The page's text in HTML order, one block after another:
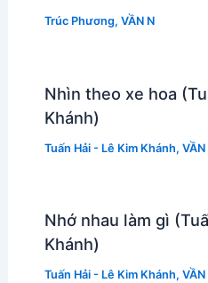
Trúc Phương, VẦN N
Nhìn theo xe hoa
Khánh)
Tuấn Hải - Lê Kim Khánh, VẦN
Nhớ nhau làm gì
Khánh)
Tuấn Hải - Lê Kim Khánh, VẦN